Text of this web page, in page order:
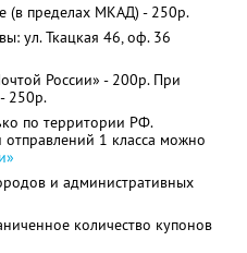
(в пределах МКАД) - 250р.
ул. Ткацкая 46, оф. 36
России» - 200р. При
250р.
по территории РФ.
1 класса можно
и административных
количество купонов